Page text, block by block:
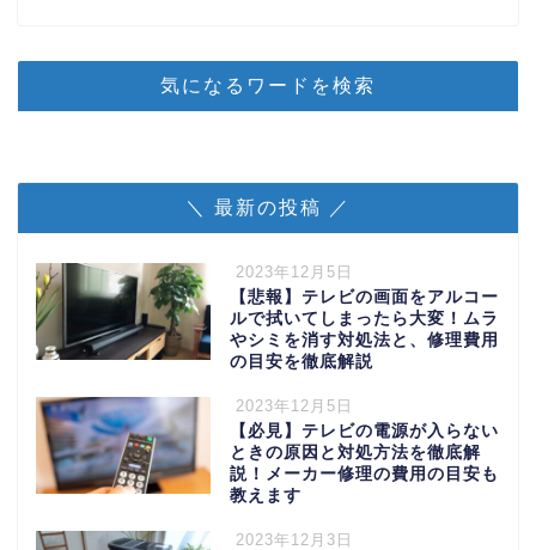
気になるワードを検索
＼ 最新の投稿 ／
2023年12月5日
【悲報】テレビの画面をアルコー
ルで拭いてしまったら大変！ムラ
やシミを消す対処法と、修理費用
の目安を徹底解説
2023年12月5日
【必見】テレビの電源が入らない
ときの原因と対処方法を徹底解
説！メーカー修理の費用の目安も
教えます
2023年12月3日